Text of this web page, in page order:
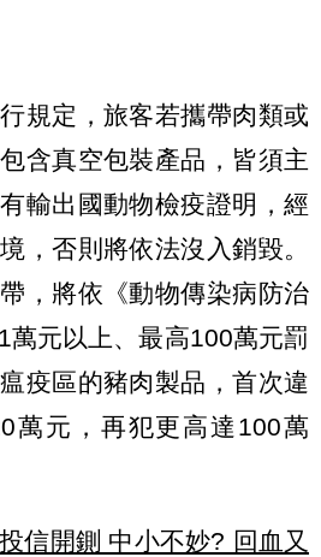
規定，旅客若攜帶肉類或
含真空包裝產品，皆須主
輸出國動物檢疫證明，經
，否則將依法沒入銷毀。
，將依《動物傳染病防治
萬元以上、最高100萬元罰
疫區的豬肉製品，首次違
萬元，再犯更高達100萬
信開鍘 中小不妙? 回血又